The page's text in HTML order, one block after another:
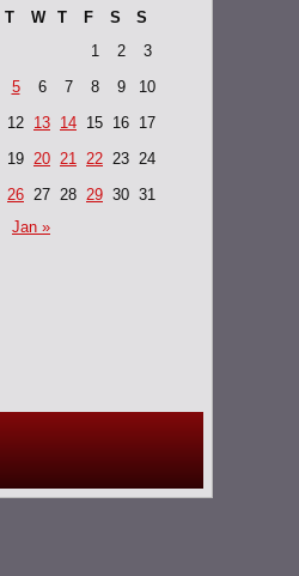
T W T F S
S
1
2
3
5 6 7 8 9
10
12 13 14 15 16 17
19 20 21 22 23 24
26 27 28 29 30 31
Jan »